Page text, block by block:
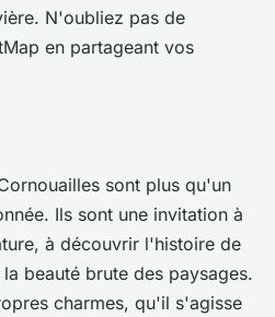
N'oubliez pas de
en partageant vos
sont plus qu'un
Ils sont une invitation à
à découvrir l'histoire de
beauté brute des paysages.
charmes, qu'il s'agisse